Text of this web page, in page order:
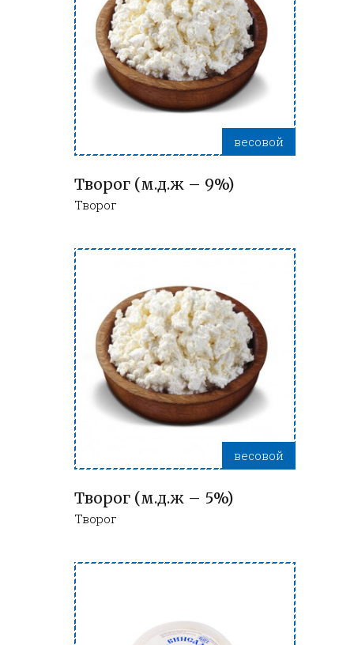
весовой
Творог (м.д.ж – 9%)
Творог
весовой
Творог (м.д.ж – 5%)
Творог